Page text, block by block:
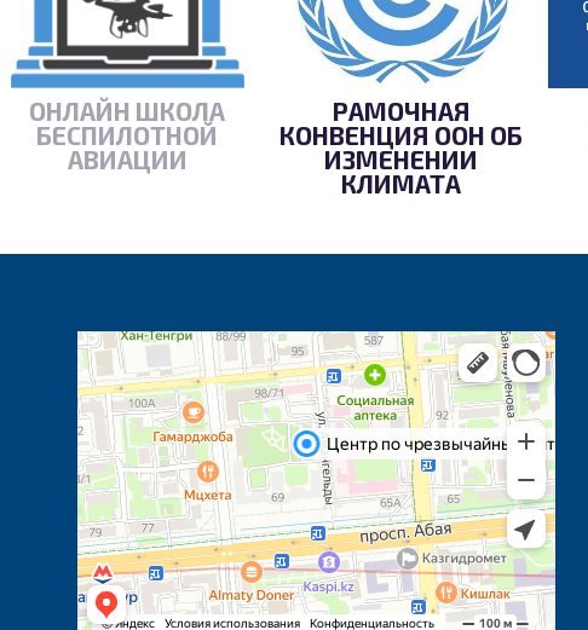
ОНЛАЙН ШКОЛА
БЕСПИЛОТНОЙ
АВИАЦИИ
РАМОЧНАЯ
КОНВЕНЦИЯ ООН ОБ
ИЗМЕНЕНИИ
КЛИМАТА